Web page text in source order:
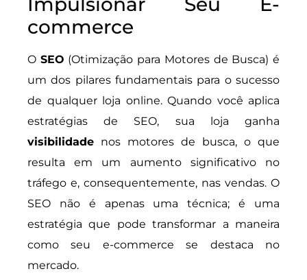
commerce
O SEO (Otimização para Motores de Busca) é
um dos pilares fundamentais para o sucesso
de qualquer loja online. Quando você aplica
estratégias de SEO, sua loja ganha
visibilidade nos motores de busca, o que
resulta em um aumento significativo no
tráfego e, consequentemente, nas vendas. O
SEO não é apenas uma técnica; é uma
estratégia que pode transformar a maneira
como seu e-commerce se destaca no
mercado.